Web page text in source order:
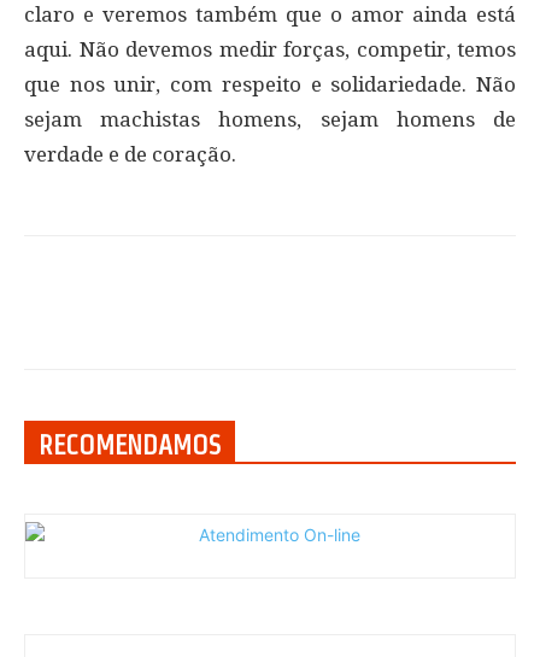
claro e veremos também que o amor ainda está
aqui. Não devemos medir forças, competir, temos
que nos unir, com respeito e solidariedade. Não
sejam machistas homens, sejam homens de
verdade e de coração.
RECOMENDAMOS